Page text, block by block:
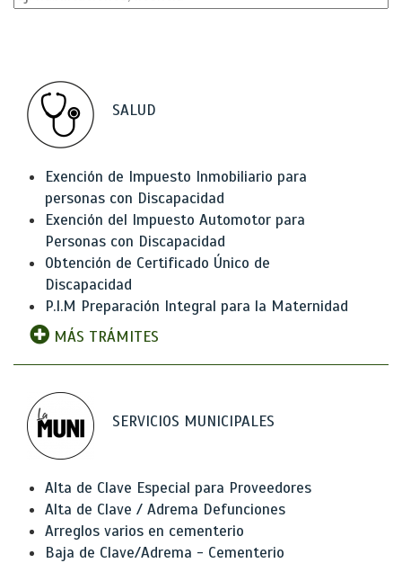
SALUD
Exención de Impuesto Inmobiliario para
personas con Discapacidad
Exención del Impuesto Automotor para
Personas con Discapacidad
Obtención de Certificado Único de
Discapacidad
P.I.M Preparación Integral para la Maternidad
MÁS TRÁMITES
SERVICIOS MUNICIPALES
Alta de Clave Especial para Proveedores
Alta de Clave / Adrema Defunciones
Arreglos varios en cementerio
Baja de Clave/Adrema - Cementerio